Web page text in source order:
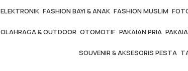
ELEKTRONIK FASHION BAYI & ANAK FASHION MUSLIM
OLAHRAGA & OUTDOOR OTOMOTIF PAKAIAN PRIA
SOUVENIR & AKSESORIS PESTA